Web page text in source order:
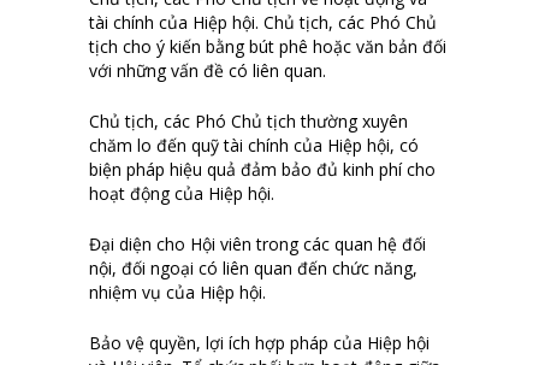
tài chính của Hiệp hội. Chủ tịch, các Phó Chủ
tịch cho ý kiến bằng bút phê hoặc văn bản đối
với những vấn đề có liên quan.
Chủ tịch, các Phó Chủ tịch thường xuyên
chăm lo đến quỹ tài chính của Hiệp hội, có
biện pháp hiệu quả đảm bảo đủ kinh phí cho
hoạt động của Hiệp hội.
Đại diện cho Hội viên trong các quan hệ đối
nội, đối ngoại có liên quan đến chức năng,
nhiệm vụ của Hiệp hội.
Bảo vệ quyền, lợi ích hợp pháp của Hiệp hội